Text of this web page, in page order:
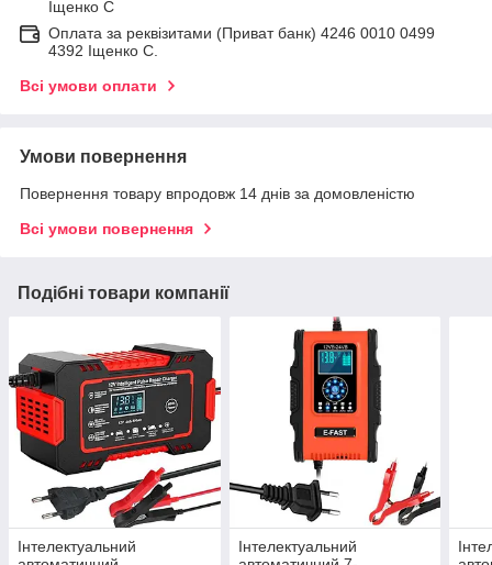
Іщенко С
Оплата за реквізитами (Приват банк) 4246 0010 0499
4392 Іщенко С.
Всі умови оплати
Умови повернення
Повернення товару впродовж 14 днів за домовленістю
Всі умови повернення
Подібні товари компанії
Інтелектуальний
Інтелектуальний